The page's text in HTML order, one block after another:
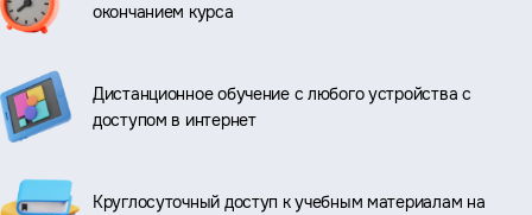
окончанием курса
Дистанционное обучение с любого устройства с
доступом в интернет
Круглосуточный доступ к учебным материалам на